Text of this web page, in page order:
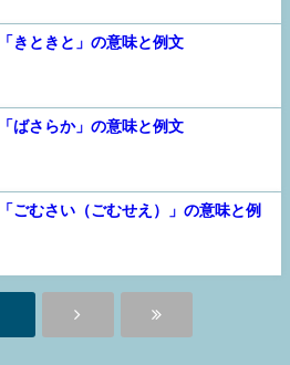
「きときと」の意味と例文
「ばさらか」の意味と例文
「ごむさい（ごむせえ）」の意味と例